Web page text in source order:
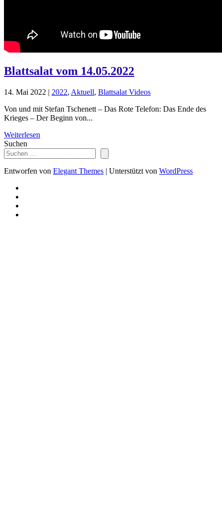
Blattsalat vom 14.05.2022
14. Mai 2022 | 2022, Aktuell, Blattsalat Videos
Von und mit Stefan Tschenett – Das Rote Telefon: Das Ende des
Krieges – Der Beginn von...
Weiterlesen
Suchen
Entworfen von Elegant Themes | Unterstützt von WordPress